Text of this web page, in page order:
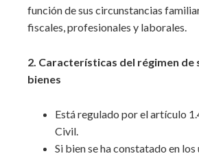
función de sus circunstancias
fiscales, profesionales y laborales.
2. Características del régimen de
bienes
Está regulado por el artículo
Civil.
Si bien se ha constatado en